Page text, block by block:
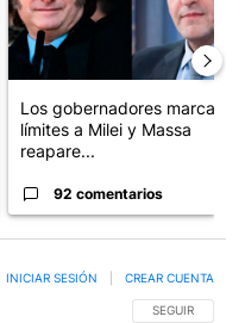
Los gobernadores marcan
límites a Milei y Massa
reapare...
92 comentarios
SIGA ESTA
SEGUIR
INICIAR SESIÓN CREAR CUENTA